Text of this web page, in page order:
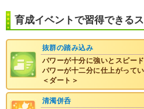
育成イベントで習得できる
抜群の踏み込み
パワーが十分に強いとスピー
パワーが十二分に仕上がって
＜ダート＞
清濁併呑